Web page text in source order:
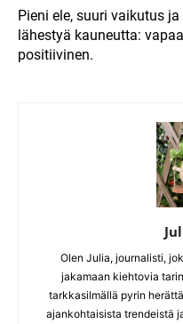
Pieni ele, suuri vaikutus
lähestyä kauneutta:
positiivinen.
Olen Julia, journalisti,
jakamaan kiehtovia
tarkkasilmällä pyrin
ajankohtaisista trendeistä